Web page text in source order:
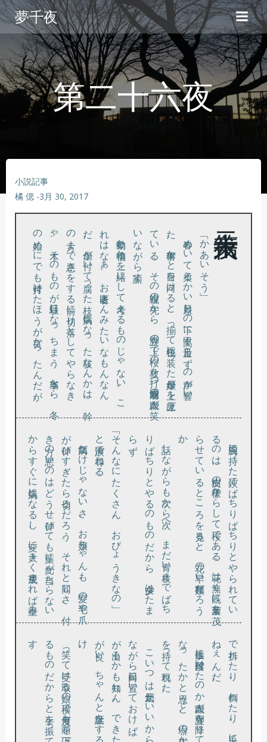
コ
ン
テ
ン
ツ
へ
ス
キ
夢千夜
第二十六夜
小説記事
橘 偲 -3月 30, 2017
「かあいそう」
春め
い
て柔
ら
か
い日差
し
の下
に甲高
く舌足
ら
ず
の声
が響
い
た。何事
か
と目
を向
け
る
と
、揃
っ
て桜色
に装
っ
た母娘
が上
を見上
げ
てい
る
。
そ
の視線
の先
か
ら
、脚立
の上
で桜
の枝
を打
つ胡麻塩頭
の職人
が笑
いな
が
ら諭
す
。
動物と植物
と
を一緒
に
し
て考
え
る
も
の
じ
ゃ
な
い
。
こ
れは
な
ぁ
、
お医者
さ
ん
み
た
い
な
も
ん
な
ん
だ。傷
が付
い
て腐
っ
た枝
、病気
に
な
っ
た枝
な
ん
か
は
、幹
の方ま
で悪
さ
を
す
る前
に切
り落
と
し
て
や
ら
な
き
ゃ、木
そ
の
も
の
が駄目
に
な
っ
ち
ま
う
。本当
な
ら
、冬
の始め
に
で
も片付
け
た
ほ
う
が良
か
っ
た
ん
だ
が
。
両腕に持
っ
た鋏
で
ば
ち
り
ば
ち
り
と
や
ら
れ
て
い
るの
は
、樹皮
の様子
か
ら
し
て桜
で
あ
る
。花
は無
く既
に若葉
を茂
らせ
て
い
る
と
こ
ろ
を見
る
と
、花
の早
い種類
だ
ろ
う
か
。
話し
な
が
ら
も次
か
ら次
へ
、
ま
だ青
い枝
ま
で
ば
ち
りば
ち
り
と
や
る
の
も
の
だ
か
ら
、少女
は
た
ま
らず
、
「そんなにたくさん、おびょうきなの」
と涙声で尋ねる。
病気だ
け
じ
ゃ
な
い
さ
。
お嬢
ち
ゃ
ん
も
、髪
の毛
や爪
が伸び
す
ぎ
た
ら切
る
だ
ろ
う
。
そ
れ
と同
じ
さ
。付
き方の悪
い
の
は
ど
う
せ伸
び
て
も葉
に光
が当
た
ら
な
い
から
す
ぐ
に病気
に
な
る
し
、変
に大
き
く成長
す
れ
ば重
み
れ
た
り
、倒
れ
た
り
、兎
に角
、碌
な
こ
と
に
な
ら
ぇ
ん
だ
。
。
。
。